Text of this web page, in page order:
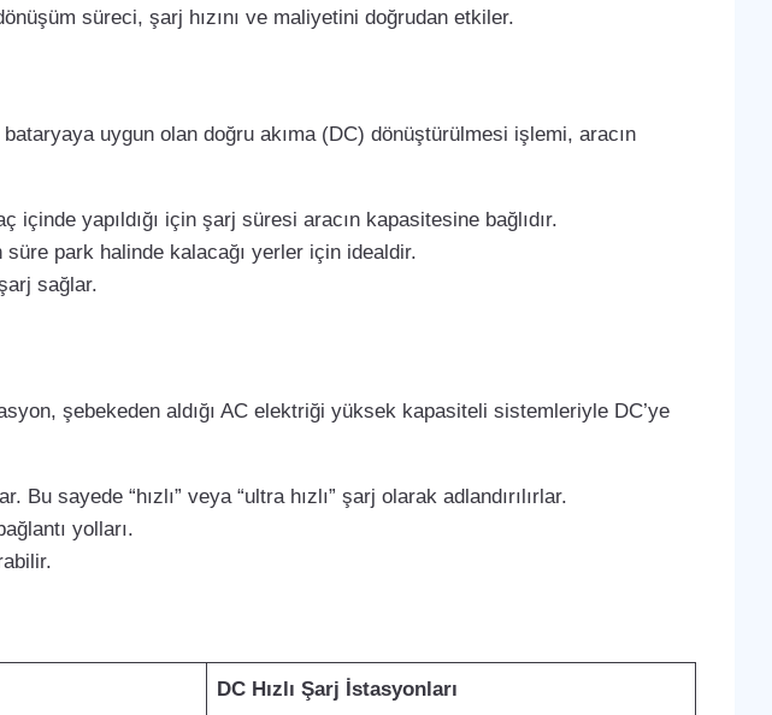
süreci, şarj hızını ve maliyetini doğrudan etkiler.
uygun olan doğru akıma (DC) dönüştürülmesi işlemi, aracın
içinde yapıldığı için şarj süresi aracın kapasitesine bağlıdır.
park halinde kalacağı yerler için idealdir.
sağlar.
şebekeden aldığı AC elektriği yüksek kapasiteli sistemleriyle DC’ye
Bu sayede “hızlı” veya “ultra hızlı” şarj olarak adlandırılırlar.
yolları.
DC Hızlı Şarj İstasyonları